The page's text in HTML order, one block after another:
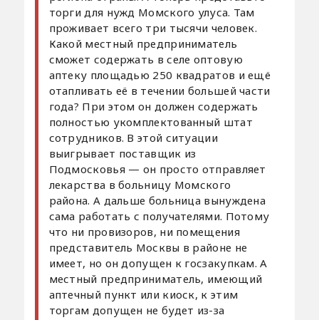
торги для нужд Момского улуса. Там
проживает всего три тысячи человек.
Какой местный предприниматель
сможет содержать в селе оптовую
аптеку площадью 250 квадратов и ещё
отапливать её в течении большей части
года? При этом он должен содержать
полностью укомплектованный штат
сотрудников. В этой ситуации
выигрывает поставщик из
Подмосковья — он просто отправляет
лекарства в больницу Момского
района. А дальше больница вынуждена
сама работать с получателями. Потому
что ни провизоров, ни помещения
представитель Москвы в районе не
имеет, но он допущен к госзакупкам. А
местный предприниматель, имеющий
аптечный пункт или киоск, к этим
торгам допущен не будет из-за